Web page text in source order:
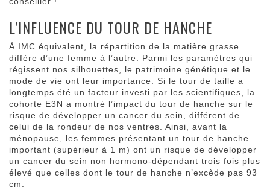
L’INFLUENCE DU TOUR DE HANCHE
À IMC équivalent, la répartition de la matière grasse
diffère d’une femme à l’autre. Parmi les paramètres qui
régissent nos silhouettes, le patrimoine génétique et le
mode de vie ont leur importance. Si le tour de taille a
longtemps été un facteur investi par les scientifiques, la
cohorte E3N a montré l’impact du tour de hanche sur le
risque de développer un cancer du sein, différent de
celui de la rondeur de nos ventres. Ainsi, avant la
ménopause, les femmes présentant un tour de hanche
important (supérieur à 1 m) ont un risque de développer
un cancer du sein non hormono-dépendant trois fois plus
élevé que celles dont le tour de hanche n’excède pas 93
cm.